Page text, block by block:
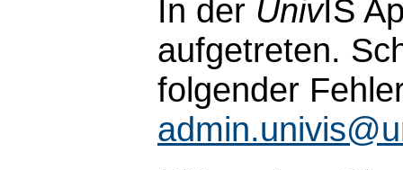
In der UnivIS
aufgetreten.
folgender